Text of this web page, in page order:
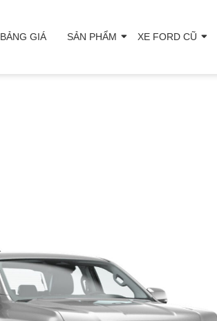
BẢNG GIÁ SẢN PHẨM XE FORD CŨ